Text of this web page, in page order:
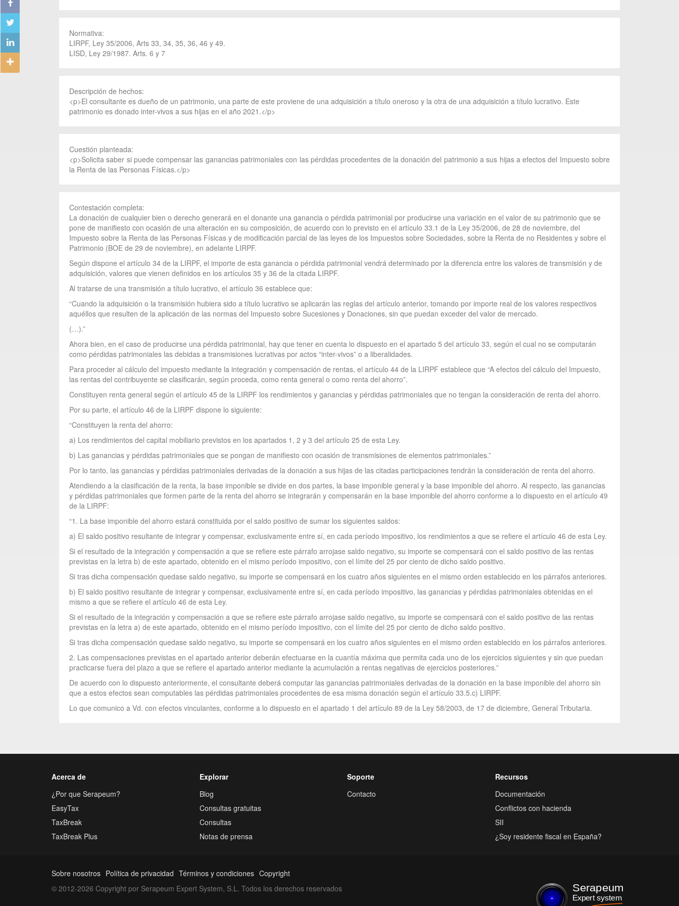
Normativa:
LIRPF, Ley 35/2006, Arts 33, 34, 35, 36, 46 y 49.
LISD, Ley 29/1987. Arts. 6 y 7
Descripción de hechos:
<p>El consultante es dueño de un patrimonio, una parte de este proviene de una adquisición a título oneroso y la otra de una adquisición a título lucrativo. Este
patrimonio es donado inter-vivos a sus hijas en el año 2021.</p>
Cuestión planteada:
<p>Solicita saber si puede compensar las ganancias patrimoniales con las pérdidas procedentes de la donación del patrimonio a sus hijas a efectos del Impuesto sobre
la Renta de las Personas Físicas.</p>
Contestación completa:
La donación de cualquier bien o derecho generará en el donante una ganancia o pérdida patrimonial por producirse una variación en el valor de su patrimonio que se
pone de manifiesto con ocasión de una alteración en su composición, de acuerdo con lo previsto en el artículo 33.1 de la Ley 35/2006, de 28 de noviembre, del
Impuesto sobre la Renta de las Personas Físicas y de modificación parcial de las leyes de los Impuestos sobre Sociedades, sobre la Renta de no Residentes y sobre el
Patrimonio (BOE de 29 de noviembre), en adelante LIRPF.
Según dispone el artículo 34 de la LIRPF, el importe de esta ganancia o pérdida patrimonial vendrá determinado por la diferencia entre los valores de transmisión y de
adquisición, valores que vienen definidos en los artículos 35 y 36 de la citada LIRPF.
Al tratarse de una transmisión a título lucrativo, el artículo 36 establece que:
“Cuando la adquisición o la transmisión hubiera sido a título lucrativo se aplicarán las reglas del artículo anterior, tomando por importe real de los valores respectivos
aquéllos que resulten de la aplicación de las normas del Impuesto sobre Sucesiones y Donaciones, sin que puedan exceder del valor de mercado.
(…).”
Ahora bien, en el caso de producirse una pérdida patrimonial, hay que tener en cuenta lo dispuesto en el apartado 5 del artículo 33, según el cual no se computarán
como pérdidas patrimoniales las debidas a transmisiones lucrativas por actos “inter-vivos” o a liberalidades.
Para proceder al cálculo del impuesto mediante la integración y compensación de rentas, el artículo 44 de la LIRPF establece que “A efectos del cálculo del Impuesto,
las rentas del contribuyente se clasificarán, según proceda, como renta general o como renta del ahorro”.
Constituyen renta general según el artículo 45 de la LIRPF los rendimientos y ganancias y pérdidas patrimoniales que no tengan la consideración de renta del ahorro.
Por su parte, el artículo 46 de la LIRPF dispone lo siguiente:
“Constituyen la renta del ahorro:
a) Los rendimientos del capital mobiliario previstos en los apartados 1, 2 y 3 del artículo 25 de esta Ley.
b) Las ganancias y pérdidas patrimoniales que se pongan de manifiesto con ocasión de transmisiones de elementos patrimoniales.”
Por lo tanto, las ganancias y pérdidas patrimoniales derivadas de la donación a sus hijas de las citadas participaciones tendrán la consideración de renta del ahorro.
Atendiendo a la clasificación de la renta, la base imponible se divide en dos partes, la base imponible general y la base imponible del ahorro. Al respecto, las ganancias
y pérdidas patrimoniales que formen parte de la renta del ahorro se integrarán y compensarán en la base imponible del ahorro conforme a lo dispuesto en el artículo 49
de la LIRPF:
“1. La base imponible del ahorro estará constituida por el saldo positivo de sumar los siguientes saldos:
a) El saldo positivo resultante de integrar y compensar, exclusivamente entre sí, en cada período impositivo, los rendimientos a que se refiere el artículo 46 de esta Ley.
Si el resultado de la integración y compensación a que se refiere este párrafo arrojase saldo negativo, su importe se compensará con el saldo positivo de las rentas
previstas en la letra b) de este apartado, obtenido en el mismo período impositivo, con el límite del 25 por ciento de dicho saldo positivo.
Si tras dicha compensación quedase saldo negativo, su importe se compensará en los cuatro años siguientes en el mismo orden establecido en los párrafos anteriores.
b) El saldo positivo resultante de integrar y compensar, exclusivamente entre sí, en cada período impositivo, las ganancias y pérdidas patrimoniales obtenidas en el
mismo a que se refiere el artículo 46 de esta Ley.
Si el resultado de la integración y compensación a que se refiere este párrafo arrojase saldo negativo, su importe se compensará con el saldo positivo de las rentas
previstas en la letra a) de este apartado, obtenido en el mismo período impositivo, con el límite del 25 por ciento de dicho saldo positivo.
Si tras dicha compensación quedase saldo negativo, su importe se compensará en los cuatro años siguientes en el mismo orden establecido en los párrafos anteriores.
2. Las compensaciones previstas en el apartado anterior deberán efectuarse en la cuantía máxima que permita cada uno de los ejercicios siguientes y sin que puedan
practicarse fuera del plazo a que se refiere el apartado anterior mediante la acumulación a rentas negativas de ejercicios posteriores.”
De acuerdo con lo dispuesto anteriormente, el consultante deberá computar las ganancias patrimoniales derivadas de la donación en la base imponible del ahorro sin
que a estos efectos sean computables las pérdidas patrimoniales procedentes de esa misma donación según el artículo 33.5.c) LIRPF.
Lo que comunico a Vd. con efectos vinculantes, conforme a lo dispuesto en el apartado 1 del artículo 89 de la Ley 58/2003, de 17 de diciembre, General Tributaria.
Acerca de
¿Por que Serapeum?
EasyTax
TaxBreak
TaxBreak Plus
Explorar
Blog
Consultas gratuitas
Consultas
Notas de prensa
Soporte
Contacto
Recursos
Documentación
Conflictos con hacienda
SII
¿Soy residente fiscal en España?
Sobre nosotros Política de privacidad Términos y condiciones Copyright
© 2012-2026 Copyright por Serapeum Expert System, S.L. Todos los derechos reservados